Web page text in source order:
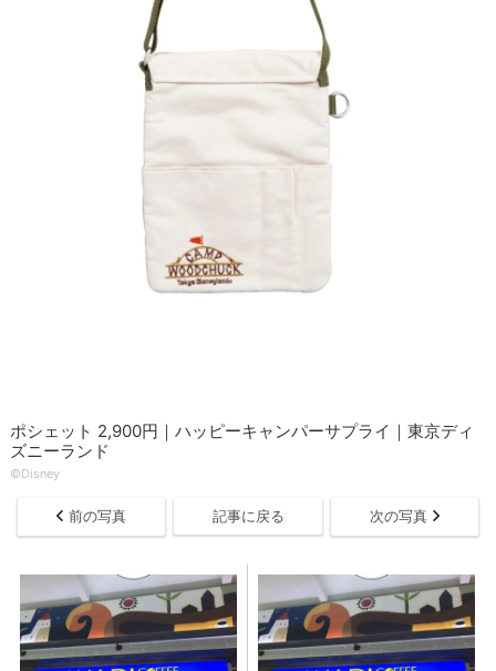
ポシェット 2,900円｜ハッピーキャンパーサプライ｜東京ディ
ズニーランド
©Disney
前の写真 記事に戻る 次の写真